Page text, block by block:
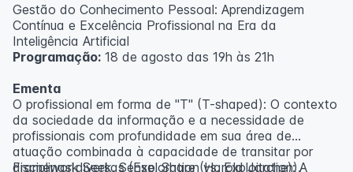
Gestão do Conhecimento Pessoal: Aprendizagem
Contínua e Excelência Profissional na Era da
Inteligência Artificial
Programação: 18 de agosto das 19h às 21h
Ementa
O profissional em forma de "T" (T-shaped): O contexto
da sociedade da informação e a necessidade de
profissionais com profundidade em sua área de
atuação combinada à capacidade de transitar por
disciplinas diversas (Exploration vs. Exploitation).
Framework Seek, Sense, Share (Harold Jarche): A